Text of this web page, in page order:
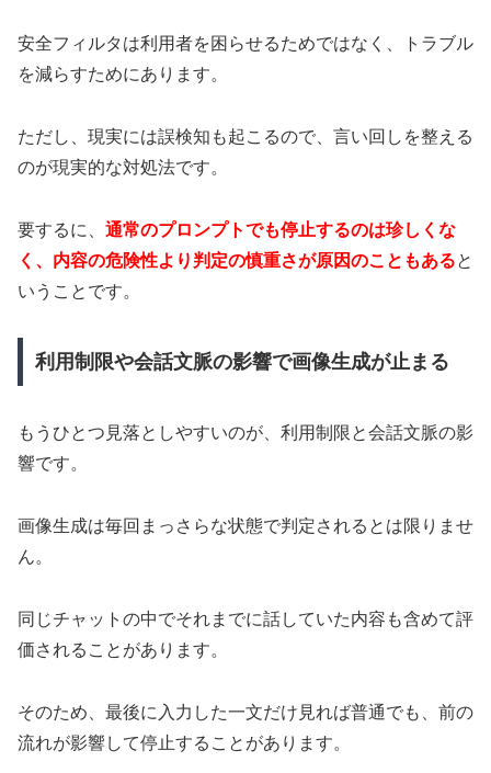
安全フィルタは利用者を困らせるためではなく、トラブル
を減らすためにあります。
ただし、現実には誤検知も起こるので、言い回しを整える
のが現実的な対処法です。
要するに、 通常のプロンプトでも停止するのは珍しくな
く、内容の危険性より判定の慎重さが原因のこともあると
いうことです。
利用制限や会話文脈の影響で画像生成が止まる
もうひとつ見落としやすいのが、利用制限と会話文脈の影
響です。
画像生成は毎回まっさらな状態で判定されるとは限りませ
ん。
同じチャットの中でそれまでに話していた内容も含めて評
価されることがあります。
そのため、最後に入力した一文だけ見れば普通でも、前の
流れが影響して停止することがあります。